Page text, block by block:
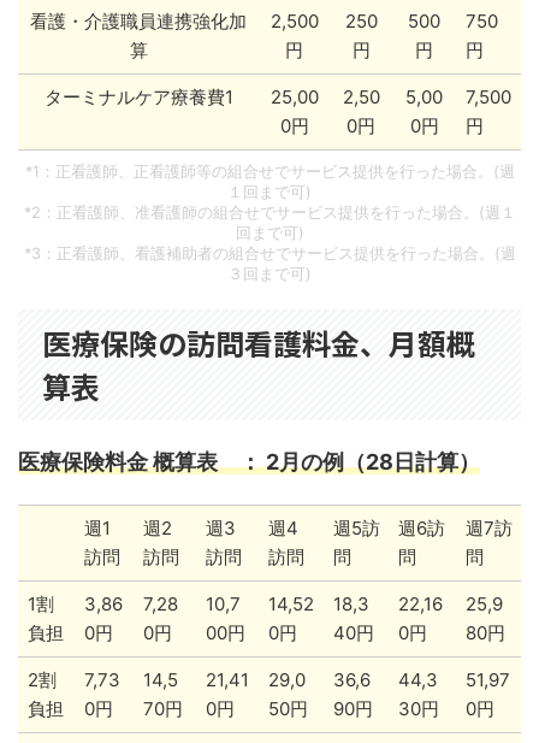
看護・介護職員連携強化加
算
2,500
円
250
円
500
円
750
円
ターミナルケア療養費1
25,00
0円
2,50
0円
5,00
0円
7,500
円
*1：正看護師、正看護師等の組合せでサービス提供を行った場合。(週
１回まで可)
*2：正看護師、准看護師の組合せでサービス提供を行った場合。(週１
回まで可)
*3：正看護師、看護補助者の組合せでサービス提供を行った場合。(週
３回まで可)
医療保険の訪問看護料金、月額概
算表
医療保険料金 概算表 ： 2月の例（28日計算）
週1
訪問
週2
訪問
週3
訪問
週4
訪問
週5訪
問
週6訪
問
週7訪
問
1割
負担
3,86
0円
7,28
0円
10,7
00円
14,52
0円
18,3
40円
22,16
0円
25,9
80円
2割
負担
7,73
0円
14,5
70円
21,41
0円
29,0
50円
36,6
90円
44,3
30円
51,97
0円